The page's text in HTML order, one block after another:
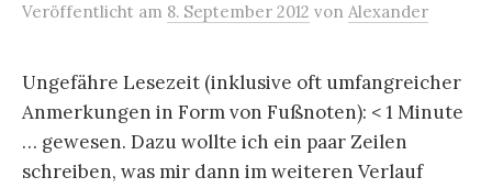
Veröffentlicht am 8. September 2012 von Alexander
Ungefähre Lesezeit (inklusive oft umfangreicher
Anmerkungen in Form von Fußnoten): < 1 Minute
… gewesen. Dazu wollte ich ein paar Zeilen
schreiben, was mir dann im weiteren Verlauf